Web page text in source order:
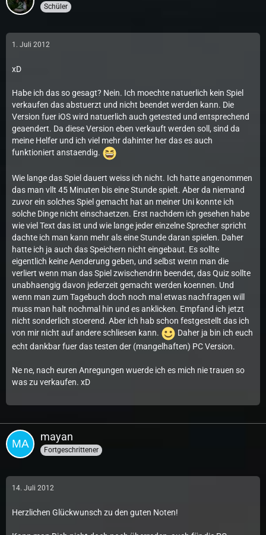
Schüler
1. Juli 2012
xD
Habe ich das so gesagt? Nein. Ich moechte natuerlich kein Spiel
verkaufen das abstuerzt und nicht beendet werden kann. Die
Version fuer iOS wird natuerlich auch getested und entsprechend
geaendert. Da diese Version eben verkauft werden soll, sind da
meine Helfer und ich viel mehr dahinter her das es auch
funktioniert anstaendig.
Wie lange das Spiel dauert weiss ich nicht. Ich hatte angenommen
das man vllt 45 Minuten bis eine Stunde spielt. Aber da niemand
zuvor ein solches Spiel gemacht hat an meiner Uni konnte ich
solche Dinge nicht einschaetzen. Erst nachdem ich gesehen habe
wie viel Text das ist und wie lange jeder einzelne Sprecher spricht
dachte ich man kann mehr als eine Stunde daran spielen. Daher
hatte ich ja auch das Speichern nicht eingebaut. Es sollte
eigentlich keine Aenderung geben, und selbst wenn man die
verliert wenn man das Spiel zwischendrin beendet, das Quiz sollte
unabhaengig davon jederzeit gemacht werden koennen. Und
wenn man zum Tagebuch doch noch mal etwas nachfragen will
muss man halt nochmal hin und es anklicken. Empfand ich jetzt
nicht sonderlich stoerend. Aber ich hab schon festgestellt das ich
von mir nicht auf andere schliesen kann.
Daher ja bin ich euch
echt dankbar fuer das testen der (mangelhaften) PC Version.
Ne ne, nach euren Anregungen wuerde ich es mich nie trauen so
was zu verkaufen. xD
mayan
Fortgeschrittener
14. Juli 2012
Herzlichen Glückwunsch zu den guten Noten!